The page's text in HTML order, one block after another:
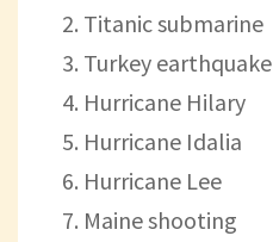
Titanic submarine
Turkey earthquake
Hurricane Hilary
Hurricane Idalia
Hurricane Lee
Maine shooting